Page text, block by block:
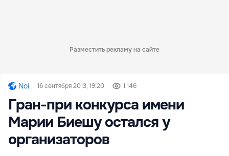
Разместить рекламу на сайте
Noi 16 сентября 2013, 19:20 1 146
Гран-при конкурса имени
Марии Биешу остался у
организаторов